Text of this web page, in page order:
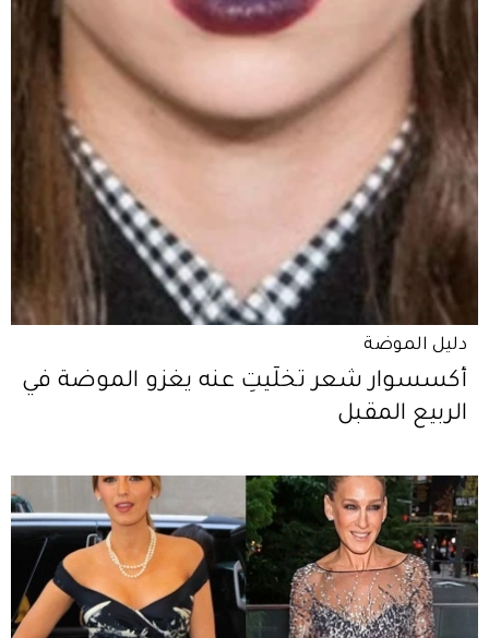
دليل الموضة
أكسسوار شعر تخلّيتِ عنه يغزو الموضة في
الربيع المقبل